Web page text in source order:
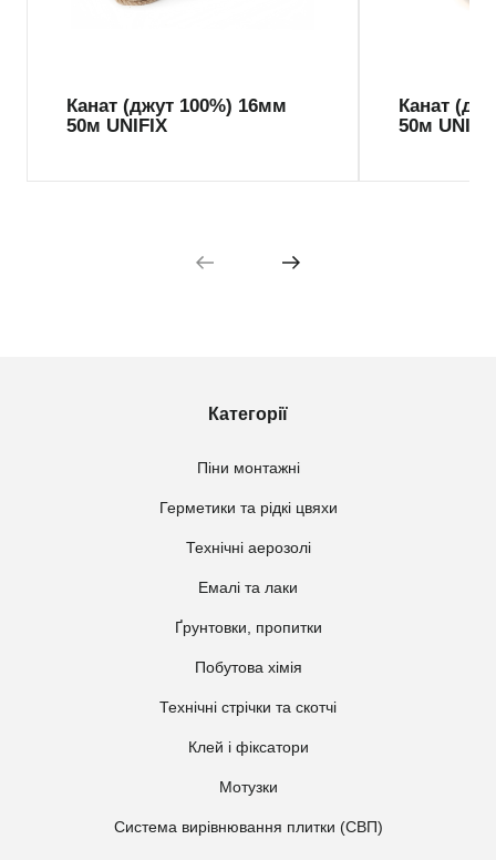
Канат (джут 100%) 16мм
50м UNIFIX
Канат
50м
Категорії
Піни монтажні
Герметики та рідкі цвяхи
Технічні аерозолі
Емалі та лаки
Ґрунтовки, пропитки
Побутова хімія
Технічні стрічки та скотчі
Клей і фіксатори
Мотузки
Система вирівнювання плитки (СВП)